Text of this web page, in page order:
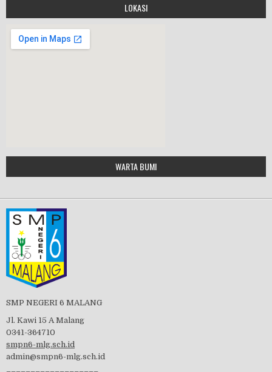
HALAL BIHALAL
Tes Matrikulasi 2019
visitasi PPK 2019
LOKASI
Google Maps Generator by
embedgooglemap.net
WARTA BUMI
SMP NEGERI 6 MALANG
Jl. Kawi 15 A Malang
0341-364710
smpn6-mlg.sch.id
admin@smpn6-mlg.sch.id